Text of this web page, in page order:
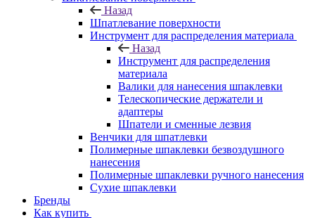
Назад
Шпатлевание поверхности
Инструмент для распределения материала
Назад
Инструмент для распределения
материала
Валики для нанесения шпаклевки
Телескопические держатели и
адаптеры
Шпатели и сменные лезвия
Венчики для шпатлевки
Полимерные шпаклевки безвоздушного
нанесения
Полимерные шпаклевки ручного нанесения
Сухие шпаклевки
Бренды
Как купить